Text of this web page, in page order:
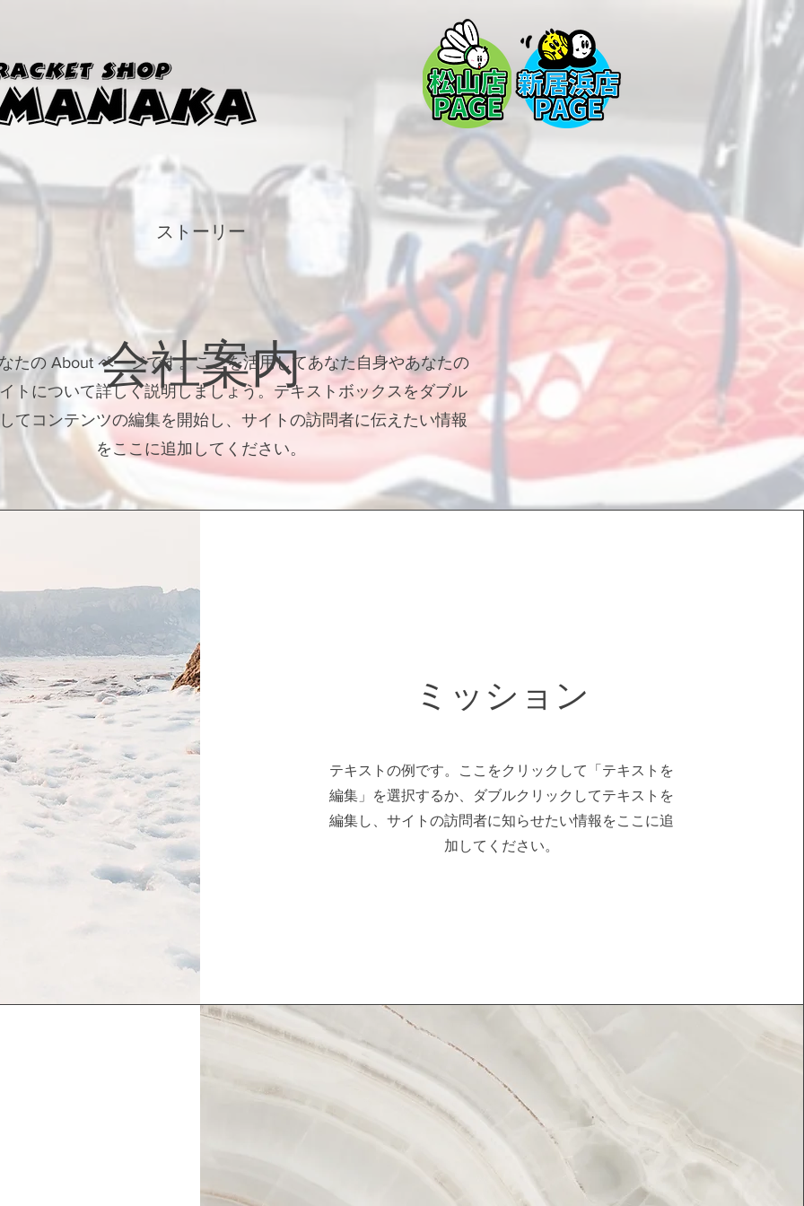
ストーリー
会社案内
たの About ページです。ここを活用してあなた自身やあなたの
トについて詳しく説明しましょう。テキストボックスをダブル
てコンテンツの編集を開始し、サイトの訪問者に伝えたい情報
をここに追加してください。
ミッション
テキストの例です。ここをクリックして「テキストを
編集」を選択するか、ダブルクリックしてテキストを
編集し、サイトの訪問者に知らせたい情報をここに追
加してください。